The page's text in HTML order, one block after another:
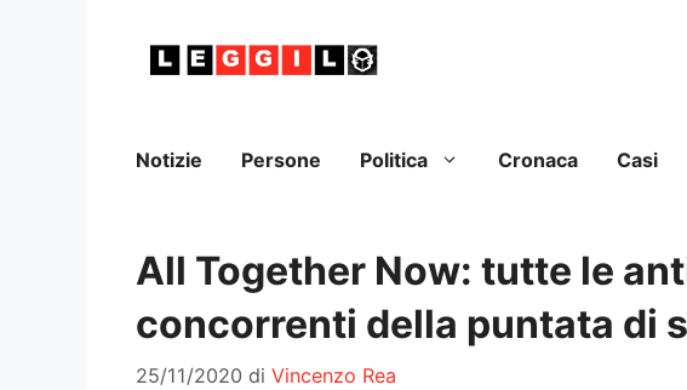
Notizie Persone Politica Cronaca Casi
All Together Now: tutte le
concorrenti della puntata di
25/11/2020 di Vincenzo Rea